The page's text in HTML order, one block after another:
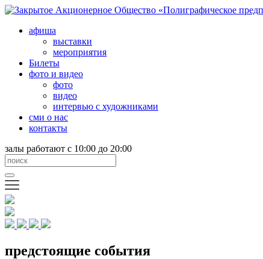
афиша
выставки
мероприятия
Билеты
фото и видео
фото
видео
интервью с художниками
сми о нас
контакты
залы работают с 10:00 до 20:00
предстоящие события